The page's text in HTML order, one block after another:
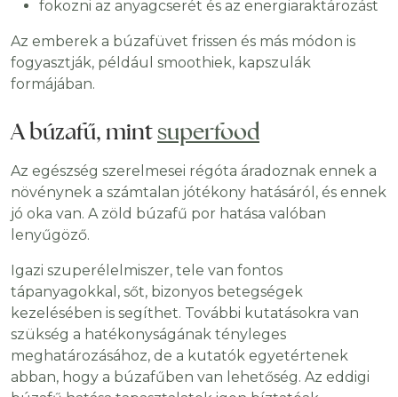
fokozni az anyagcserét és az energiaraktározást
Az emberek a búzafüvet frissen és más módon is
fogyasztják, például smoothiek, kapszulák
formájában.
A búzafű, mintsuperfood
Az egészség szerelmesei régóta áradoznak ennek a
növénynek a számtalan jótékony hatásáról, és ennek
jó oka van. A zöld búzafű por hatása valóban
lenyűgöző.
Igazi szuperélelmiszer, tele van fontos
tápanyagokkal, sőt, bizonyos betegségek
kezelésében is segíthet. További kutatásokra van
szükség a hatékonyságának tényleges
meghatározásához, de a kutatók egyetértenek
abban, hogy a búzafűben van lehetőség. Az eddigi